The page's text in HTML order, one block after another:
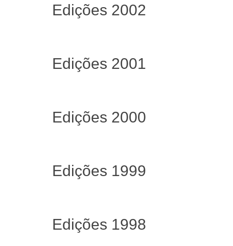
Edições 2002
Edições 2001
Edições 2000
Edições 1999
Edições 1998